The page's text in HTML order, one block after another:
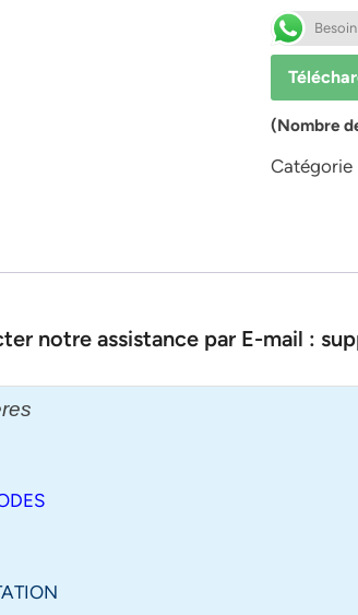
(Nombre
Catégorie
notre assistance par E-mail :